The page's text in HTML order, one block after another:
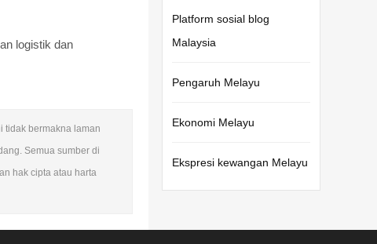
logistik dan
tidak bermakna laman
Semua sumber di
hak cipta atau harta
Platform sosial blog
Malaysia
Pengaruh Melayu
Ekonomi Melayu
Ekspresi kewangan Melayu